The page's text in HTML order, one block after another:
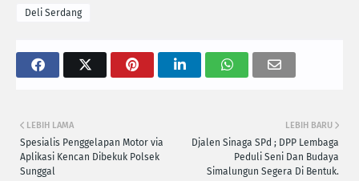
Deli Serdang
LEBIH BARU
Djalen Sinaga SPd ; DPP Lembaga
Peduli Seni Dan Budaya
Simalungun Segera Di Bentuk.
LEBIH LAMA
Spesialis Penggelapan Motor via
Aplikasi Kencan Dibekuk Polsek
Sunggal